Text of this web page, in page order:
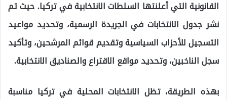
القانونية التي أعلنتها السلطات الانتخابية في تركيا. حيث تم
نشر جدول الانتخابات في الجريدة الرسمية، وتحديد مواعيد
التسجيل للأحزاب السياسية وتقديم قوائم المرشحين، وتأكيد
سجل الناخبين، وتحديد مواقع الاقتراع والصناديق الانتخابية.
بهذه الطريقة، تظل الانتخابات المحلية في تركيا مناسبة